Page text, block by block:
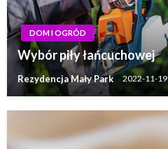
DOM I OGRÓD
Wybór piły łańcuchowej
Rezydencja Mały Park 2022-11-19